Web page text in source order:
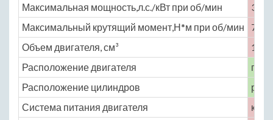
Максимальная мощность,л.с./кВт при об/мин
35 /
Максимальный крутящий момент,Н*м при об/мин
71
Объем двигателя, см³
1220
Расположение двигателя
Расположение цилиндров
Система питания двигателя